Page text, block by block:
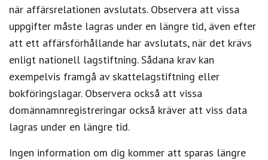
när affärsrelationen avslutats. Observera att vissa
uppgifter måste lagras under en längre tid, även efter
att ett affärsförhållande har avslutats, när det krävs
enligt nationell lagstiftning. Sådana krav kan
exempelvis framgå av skattelagstiftning eller
bokföringslagar. Observera också att vissa
domännamnregistreringar också kräver att viss data
lagras under en längre tid.
Ingen information om dig kommer att sparas längre